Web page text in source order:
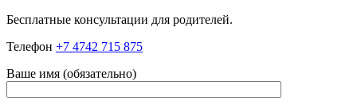
Бесплатные консультации для родителей.
Телефон +7 4742 715 875
Ваше имя (обязательно)